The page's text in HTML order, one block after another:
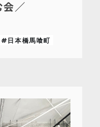
会／
#日本橋馬喰町